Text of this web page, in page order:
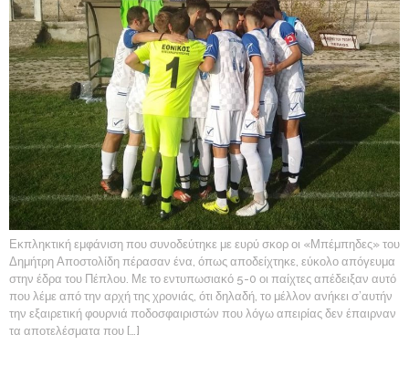
Εκπληκτική εμφάνιση που συνοδεύτηκε με ευρύ σκορ οι «Μπέμπηδες» του
Δημήτρη Αποστολίδη πέρασαν ένα, όπως αποδείχτηκε, εύκολο απόγευμα
στην έδρα του Πέπλου. Με το εντυπωσιακό 5-0 οι παίχτες απέδειξαν αυτό
που λέμε από την αρχή της χρονιάς, ότι δηλαδή, το μέλλον ανήκει σ’αυτήν
την εξαιρετική φουρνιά ποδοσφαιριστών που λόγω απειρίας δεν έπαιρναν
τα αποτελέσματα που […]